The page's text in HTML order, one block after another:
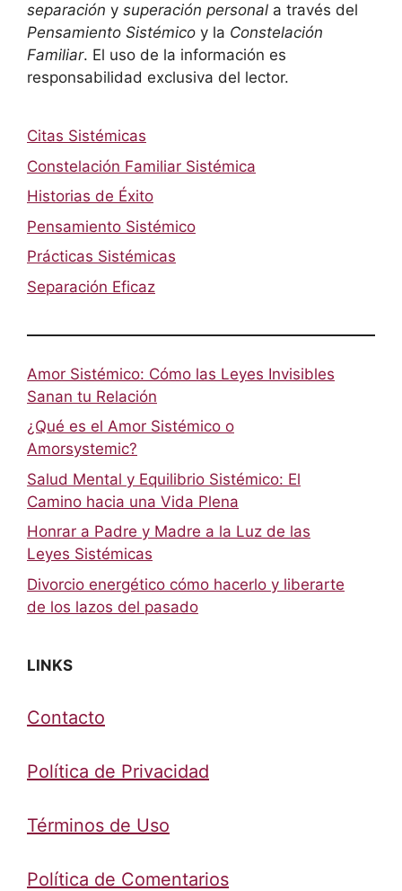
separación y superación personal a través del
Pensamiento Sistémico y la Constelación
Familiar. El uso de la información es
responsabilidad exclusiva del lector.
Citas Sistémicas
Constelación Familiar Sistémica
Historias de Éxito
Pensamiento Sistémico
Prácticas Sistémicas
Separación Eficaz
Amor Sistémico: Cómo las Leyes Invisibles
Sanan tu Relación
¿Qué es el Amor Sistémico o
Amorsystemic?
Salud Mental y Equilibrio Sistémico: El
Camino hacia una Vida Plena
Honrar a Padre y Madre a la Luz de las
Leyes Sistémicas
Divorcio energético cómo hacerlo y liberarte
de los lazos del pasado
LINKS
Contacto
Política de Privacidad
Términos de Uso
Política de Comentarios